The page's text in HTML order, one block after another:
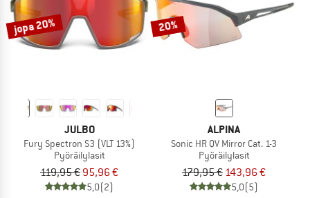
jopa 20%
JULBO
Fury Spectron S3 (VLT 13%)
Pyöräilylasit
119,95 € 95,96 €
5,0(2)
20%
ALPINA
Sonic HR QV Mirror Cat. 1-3
Pyöräilylasit
179,95 € 143,96 €
5,0(5)